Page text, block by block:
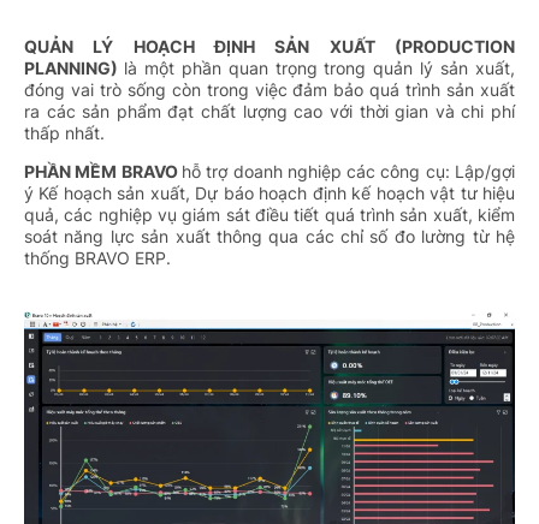
QUẢN LÝ HOẠCH ĐỊNH SẢN XUẤT (PRODUCTION
PLANNING) là một phần quan trọng trong quản lý sản xuất,
đóng vai trò sống còn trong việc đảm bảo quá trình sản xuất
ra các sản phẩm đạt chất lượng cao với thời gian và chi phí
thấp nhất.
PHẦN MỀM BRAVO hỗ trợ doanh nghiệp các công cụ: Lập/gợi
ý Kế hoạch sản xuất, Dự báo hoạch định kế hoạch vật tư hiệu
quả, các nghiệp vụ giám sát điều tiết quá trình sản xuất, kiểm
soát năng lực sản xuất thông qua các chỉ số đo lường từ hệ
thống BRAVO ERP.